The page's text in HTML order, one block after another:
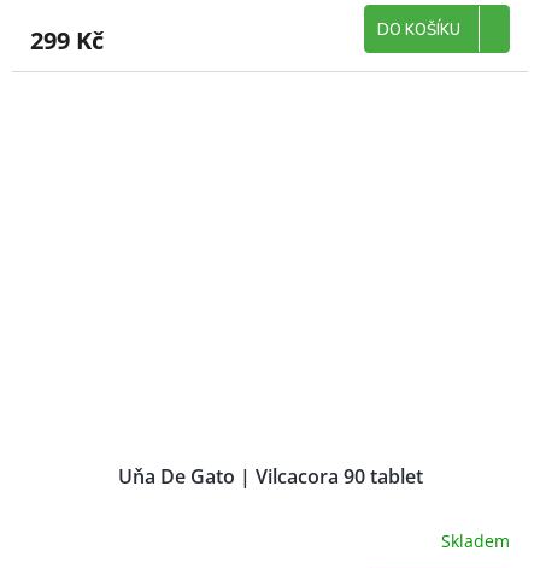
299 Kč DO KOŠÍKU
Uňa De Gato | Vilcacora 90 tablet
Skladem